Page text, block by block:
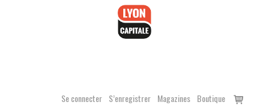
Se connecter S’enregistrer Magazines Boutique
Voir